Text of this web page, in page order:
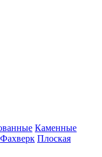
Каменные
Фахверк Плоская